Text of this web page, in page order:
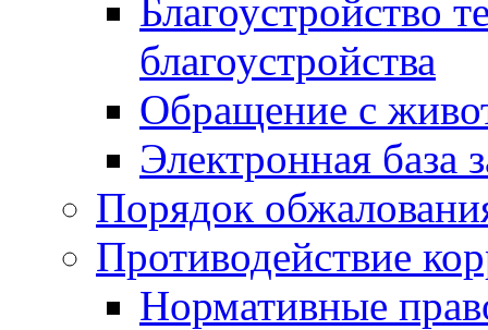
Благоустройство
благоустройства
Обращение с
Электронная база
Порядок
Противодействие
Нормативные